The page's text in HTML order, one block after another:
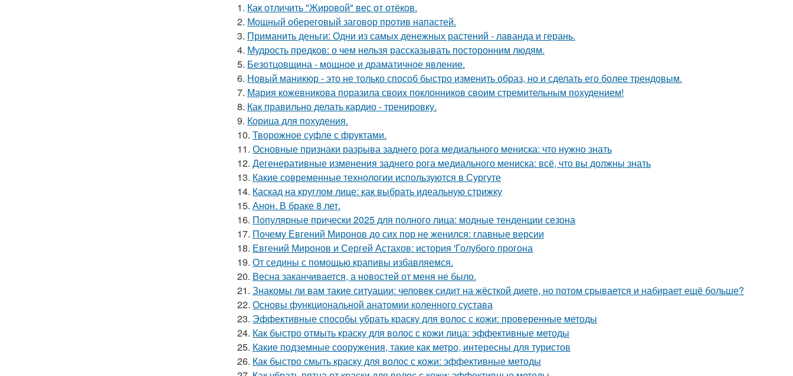
1. Как отличить "Жировой" вес от отёков.
2. Мощный обереговый заговор против напастей.
3. Приманить деньги: Одни из самых денежных растений - лаванда и герань.
4. Мудрость предков: о чем нельзя рассказывать посторонним людям.
5. Безотцовщина - мощное и драматичное явление.
6. Новый маникюр - это не только способ быстро изменить образ, но и сделать его более трендовым.
7. Мария кожевникова поразила своих поклонников своим стремительным похудением!
8. Как правильно делать кардио - тренировку.
9. Корица для похудения.
10. Творожное суфле с фруктами.
11. Основные признаки разрыва заднего рога медиального мениска: что нужно знать
12. Дегенеративные изменения заднего рога медиального мениска: всё, что вы должны знать
13. Какие современные технологии используются в Сургуте
14. Каскад на круглом лице: как выбрать идеальную стрижку
15. Анон. В браке 8 лет.
16. Популярные прически 2025 для полного лица: модные тенденции сезона
17. Почему Евгений Миронов до сих пор не женился: главные версии
18. Евгений Миронов и Сергей Астахов: история 'Голубого прогона
19. От седины с помощью крапивы избавляемся.
20. Весна заканчивается, а новостей от меня не было.
21. Знакомы ли вам такие ситуации: человек сидит на жёсткой диете, но потом срывается и набирает ещё больше?
22. Основы функциональной анатомии коленного сустава
23. Эффективные способы убрать краску для волос с кожи: проверенные методы
24. Как быстро отмыть краску для волос с кожи лица: эффективные методы
25. Какие подземные сооружения, такие как метро, интересны для туристов
26. Как быстро смыть краску для волос с кожи: эффективные методы